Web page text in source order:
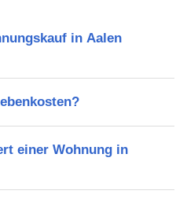
in Aalen
einer Wohnung in